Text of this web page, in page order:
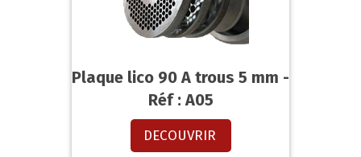
Plaque lico 90 A trous 5 mm -
Réf : A05
DECOUVRIR